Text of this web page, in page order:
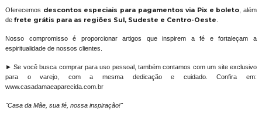
Oferecemos descontos especiais para pagamentos via Pix e boleto , além
de frete grátis para as regiões Sul, Sudeste e Centro-Oeste
Nosso compromisso é proporcionar artigos que inspirem a fé e fortaleçam a
espiritualidade de nossos clientes.
► Se você busca comprar para uso pessoal, também contamos com um site exclusivo
para o varejo, com a mesma dedicação e cuidado. Confira em:
www.casadamaeaparecida.com.br
"Casa da Mãe, sua fé, nossa inspiração!"